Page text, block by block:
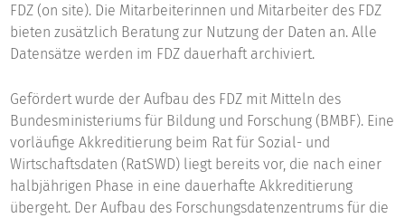
FDZ (on site). Die Mitarbeiterinnen und Mitarbeiter des FDZ
bieten zusätzlich Beratung zur Nutzung der Daten an. Alle
Datensätze werden im FDZ dauerhaft archiviert.
Gefördert wurde der Aufbau des FDZ mit Mitteln des
Bundesministeriums für Bildung und Forschung (BMBF). Eine
vorläufige Akkreditierung beim Rat für Sozial- und
Wirtschaftsdaten (RatSWD) liegt bereits vor, die nach einer
halbjährigen Phase in eine dauerhafte Akkreditierung
übergeht. Der Aufbau des Forschungsdatenzentrums für die